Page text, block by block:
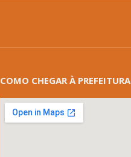
COMO CHEGAR À PREFEITURA